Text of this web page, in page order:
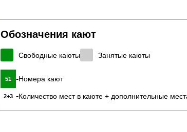
Обозначения кают
Свободные каюты Занятые каюты
51 -Номера кают
2+3 -Количество мест в каюте + дополнительные